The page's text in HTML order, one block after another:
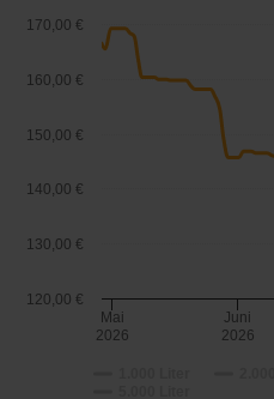
Mai
2026
Juni
2026
120,00 €
130,00 €
140,00 €
150,00 €
160,00 €
170,00 €